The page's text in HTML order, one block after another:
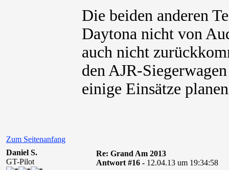
Die beiden anderen
Daytona nicht von
auch nicht
den AJR-
einige Einsätze
Zum Seitenanfang
Daniel S.
GT-Pilot
Re: Grand Am 2013
Antwort #16 - 12.04.13 um 19:34:58